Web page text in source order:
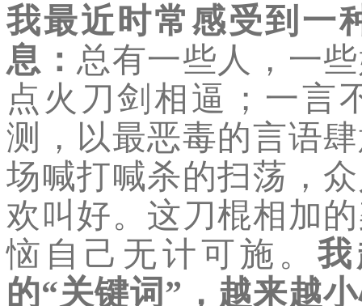
我最近时常感受到一
息： 总有一些人，一
点火刀剑相逼；一言
测，以最恶毒的言语
场喊打喊杀的扫荡，
欢叫好。这刀棍相加
恼自己无计可施。
的“关键词”，越来越